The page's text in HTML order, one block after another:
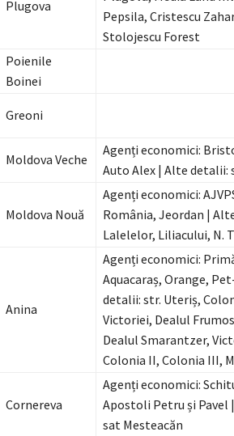
Plugova
Pepsila, Cristescu
Stolojescu Forest
Poienile
Boinei
Greoni
Moldova Veche
Agenți economici:
Auto Alex | Alte detalii:
Moldova Nouă
Agenți economici:
România, Jeordan |
Lalelelor, Liliacului, N.
Anina
Agenți economici:
Aquacaraș, Orange,
detalii: str. Uteriș,
Victoriei, Dealul
Dealul Smarantzer,
Colonia II, Colonia III,
Cornereva
Agenți economici:
Apostoli Petru și Pavel
sat Mesteacăn